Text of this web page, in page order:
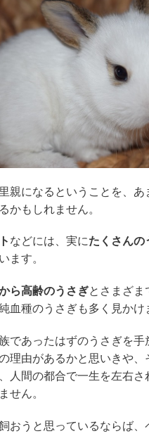
親になるということを、あ
かもしれません。
などには、実にたくさんの
ます。
ら高齢のうさぎとさまざま
血種のうさぎも多く見かけ
であったはずのうさぎを手
理由があるかと思いきや、
人間の都合で一生を左右さ
せん。
おうと思っているならば、